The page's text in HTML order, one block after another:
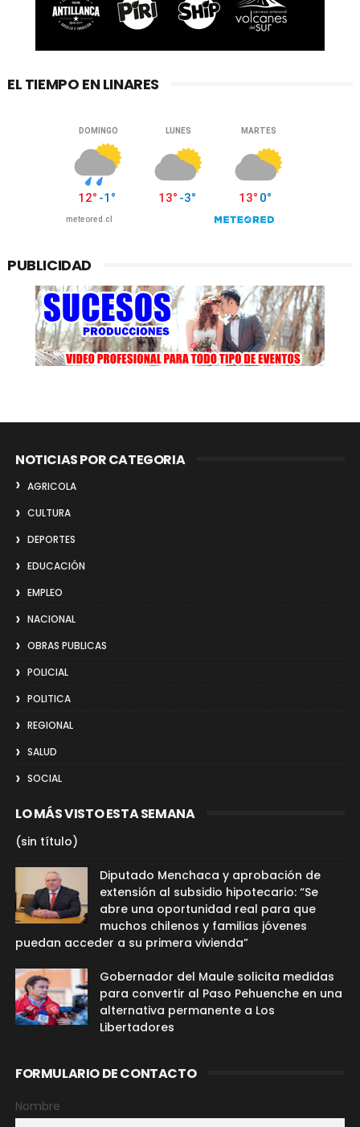
EL TIEMPO EN LINARES
PUBLICIDAD
NOTICIAS POR CATEGORIA
AGRICOLA
CULTURA
DEPORTES
EDUCACIÓN
EMPLEO
NACIONAL
OBRAS PUBLICAS
POLICIAL
POLITICA
REGIONAL
SALUD
SOCIAL
LO MÁS VISTO ESTA SEMANA
(sin título)
Diputado Menchaca y aprobación de
extensión al subsidio hipotecario: “Se
abre una oportunidad real para que
muchos chilenos y familias jóvenes
puedan acceder a su primera vivienda”
Gobernador del Maule solicita medidas
para convertir al Paso Pehuenche en una
alternativa permanente a Los
Libertadores
FORMULARIO DE CONTACTO
Nombre